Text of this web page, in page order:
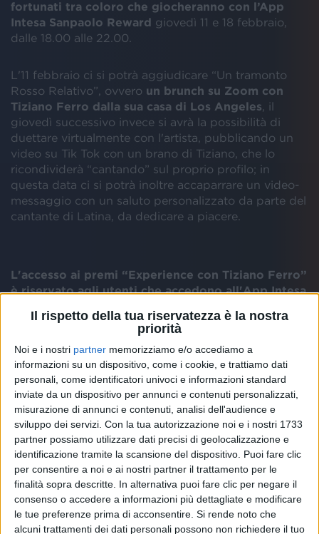
Il rispetto della tua riservatezza è la nostra
priorità
Noi e i nostri partner memorizziamo e/o accediamo a
informazioni su un dispositivo, come i cookie, e trattiamo dati
personali, come identificatori univoci e informazioni standard
inviate da un dispositivo per annunci e contenuti personalizzati,
misurazione di annunci e contenuti, analisi dell'audience e
sviluppo dei servizi. Con la tua autorizzazione noi e i nostri 1733
partner possiamo utilizzare dati precisi di geolocalizzazione e
identificazione tramite la scansione del dispositivo. Puoi fare clic
per consentire a noi e ai nostri partner il trattamento per le
finalità sopra descritte. In alternativa puoi fare clic per negare il
consenso o accedere a informazioni più dettagliate e modificare
le tue preferenze prima di acconsentire. Si rende noto che
alcuni trattamenti dei dati personali possono non richiedere il tuo
fortunati tra coloro che giocheranno con l’App
Intesa Sanpaolo Reward giovedì 11 e 18 febbraio,
dalle 18.00 alle 22.00.
L'11 febbraio ci si potrà aggiudicare “Un tramonto
Rosso Relativo”, ovvero un brunch su Zoom con
Tiziano Ferro dalla sua casa di Los Angeles , il
giovedì successivo invece si avrà la possibilità di
duettare virtualmente con l'artista, pubblicando un
video su Tik Tok con un brano di Tiziano, che lo
ricondividerà “cantando” sul proprio profilo; in
questa data ci si potrà inoltre accaparrare un video-
messaggio con un saluto personalizzato da parte del
cantante di Latina, da dedicare a piacere.
L'accesso ai premi “Experience con Tiziano Ferro”
è riservato agli utenti che accedono all'App Intesa
Digitali”), ovvero coloro che hanno sottoscritto il
contratto My Key della banca, attivato il Servizio a
distanza ed effettuato almeno un accesso all'app
Intesa Sanpaolo Mobile sul medesimo dispositivo su
cui hanno scaricato l'app Intesa Sanpaolo Reward.
Oltre a donare queste esperienze esclusive ai suoi
fan,Tiziano Ferro ha deciso di devolvere 50mila
euro al fondo di solidarietà Scena Unita , per
supportare il settore della musica e dello spettacolo.
Insieme alla donazione di Tiziano e al contributo di
300mila euro che la banca ha già versato nei mesi
scorsi,Intesa Sanpaolo mette a disposizione la
propria piattaforma For Fundingper chiunque